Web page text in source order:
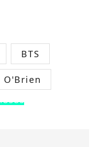
BTS
O'Brien